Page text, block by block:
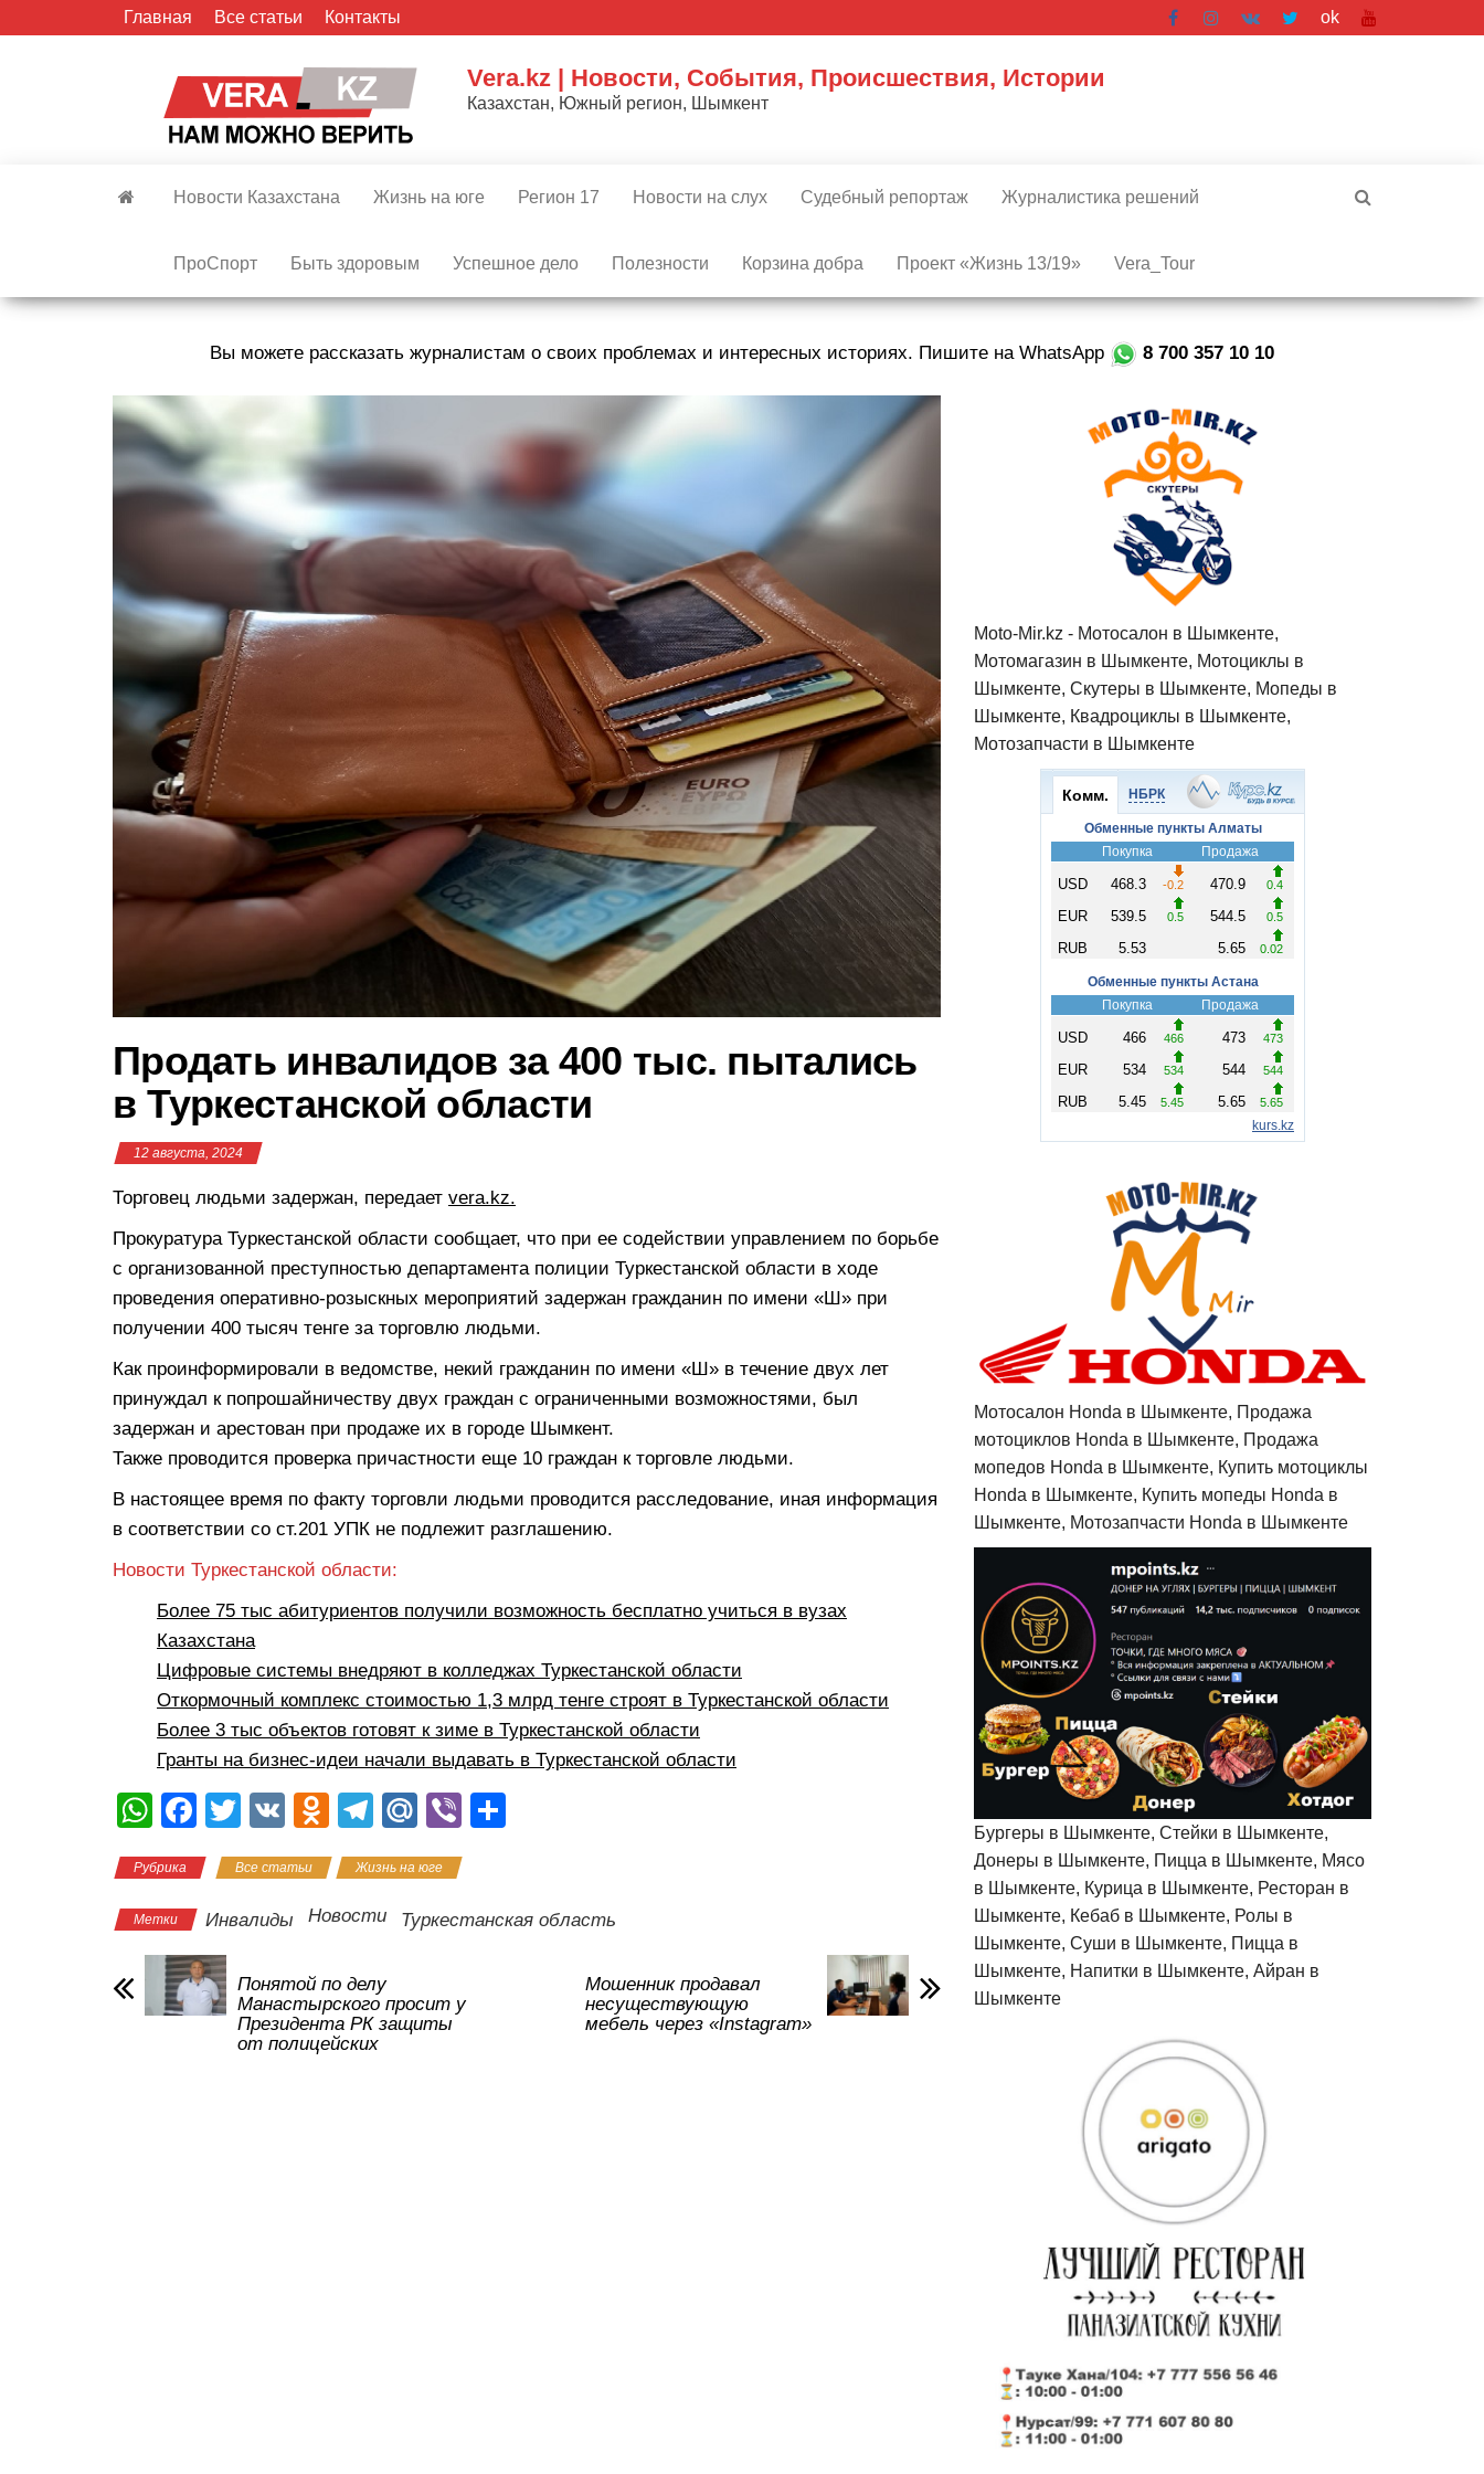
Главная Все статьи Контакты ok
Vera.kz | Новости, События, Происшествия, Истории
Казахстан, Южный регион, Шымкент
Новости Казахстана Жизнь на юге Регион 17 Новости на слух Судебный репортаж Журналистика решений
ПроСпорт Быть здоровым Успешное дело Полезности Корзина добра Проект «Жизнь 13/19» Vera_Tour
Вы можете рассказать журналистам о своих проблемах и интересных историях. Пишите на WhatsApp 8 700 357 10 10
Продать инвалидов за 400 тыс. пытались
в Туркестанской области
12 августа, 2024
Торговец людьми задержан, передает vera.kz.
Прокуратура Туркестанской области сообщает, что при ее содействии управлением по борьбе
с организованной преступностью департамента полиции Туркестанской области в ходе
проведения оперативно-розыскных мероприятий задержан гражданин по имени «Ш» при
получении 400 тысяч тенге за торговлю людьми.
Как проинформировали в ведомстве, некий гражданин по имени «Ш» в течение двух лет
принуждал к попрошайничеству двух граждан с ограниченными возможностями, был
задержан и арестован при продаже их в городе Шымкент.
Также проводится проверка причастности еще 10 граждан к торговле людьми.
В настоящее время по факту торговли людьми проводится расследование, иная информация
в соответствии со ст.201 УПК не подлежит разглашению.
Новости Туркестанской области:
Более 75 тыс абитуриентов получили возможность бесплатно учиться в вузах
Казахстана
Цифровые системы внедряют в колледжах Туркестанской области
Откормочный комплекс стоимостью 1,3 млрд тенге строят в Туркестанской области
Более 3 тыс объектов готовят к зиме в Туркестанской области
Гранты на бизнес-идеи начали выдавать в Туркестанской области
W
at
s
A
p
p
F
c
e
b
o
o
T
tt
er
V
O
n
o
a
ss
ni
T
e
gr
m
M
.R
u
Vi
а
Рубрика Все статьи Жизнь на юге
Метки Инвалиды Новости Туркестанская область
Понятой по делу
Манастырского просит у
Президента РК защиты
от полицейских
Мошенник продавал
несуществующую
мебель через «Instagram»
Moto-Mir.kz - Мотосалон в Шымкенте,
Мотомагазин в Шымкенте, Мотоциклы в
Шымкенте, Скутеры в Шымкенте, Мопеды в
Шымкенте, Квадроциклы в Шымкенте,
Мотозапчасти в Шымкенте
Мотосалон Honda в Шымкенте, Продажа
мотоциклов Honda в Шымкенте, Продажа
мопедов Honda в Шымкенте, Купить мотоциклы
Honda в Шымкенте, Купить мопеды Honda в
Шымкенте, Мотозапчасти Honda в Шымкенте
Бургеры в Шымкенте, Стейки в Шымкенте,
Донеры в Шымкенте, Пицца в Шымкенте, Мясо
в Шымкенте, Курица в Шымкенте, Ресторан в
Шымкенте, Кебаб в Шымкенте, Ролы в
Шымкенте, Суши в Шымкенте, Пицца в
Шымкенте, Напитки в Шымкенте, Айран в
Шымкенте